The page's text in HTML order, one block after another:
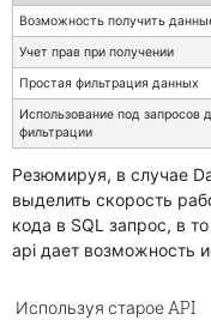
Возможность получить
Учет прав при получении
Простая фильтрация данных
Использование под запросов
фильтрации
Резюмируя, в случае
выделить скорость
кода в SQL запрос, в
api дает возможность
Используя старое API